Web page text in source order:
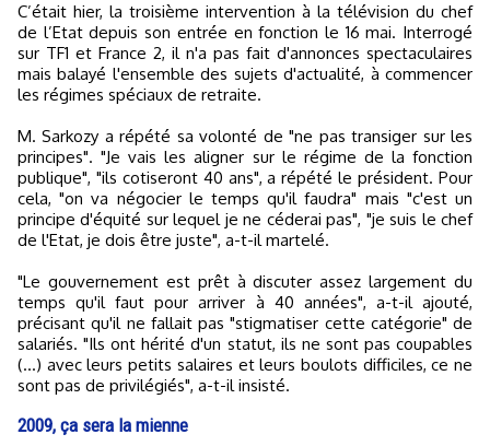
C’était hier, la troisième intervention à la télévision du chef
de l’Etat depuis son entrée en fonction le 16 mai. Interrogé
sur TF1 et France 2, il n'a pas fait d'annonces spectaculaires
mais balayé l'ensemble des sujets d'actualité, à commencer
les régimes spéciaux de retraite.
M. Sarkozy a répété sa volonté de "ne pas transiger sur les
principes". "Je vais les aligner sur le régime de la fonction
publique", "ils cotiseront 40 ans", a répété le président. Pour
cela, "on va négocier le temps qu'il faudra" mais "c'est un
principe d'équité sur lequel je ne céderai pas", "je suis le chef
de l'Etat, je dois être juste", a-t-il martelé.
"Le gouvernement est prêt à discuter assez largement du
temps qu'il faut pour arriver à 40 années", a-t-il ajouté,
précisant qu'il ne fallait pas "stigmatiser cette catégorie" de
salariés. "Ils ont hérité d'un statut, ils ne sont pas coupables
(...) avec leurs petits salaires et leurs boulots difficiles, ce ne
sont pas de privilégiés", a-t-il insisté.
2009, ça sera la mienne